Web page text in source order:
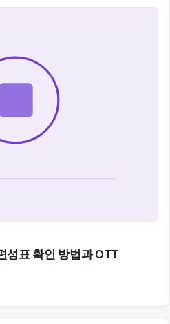
성표 확인 방법과 OTT